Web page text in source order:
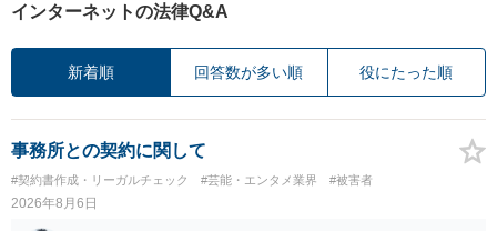
インターネットの法律Q&A
新着順 回答数が多い順 役にたった順
事務所との契約に関して
#契約書作成・リーガルチェック #芸能・エンタメ業界 #被害者
2026年8月6日